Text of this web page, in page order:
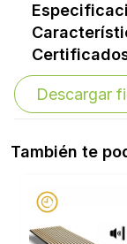
Descargar
También te